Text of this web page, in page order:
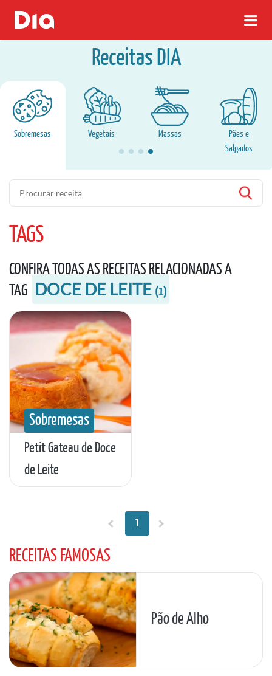
Receitas DIA
Sobremesas Vegetais Massas
Pães e
Salgados
Pesquisa
TAGS
CONFIRA TODAS AS RECEITAS RELACIONADAS A
TAG DOCE DE LEITE (1)
Sobremesas
Petit Gateau de Doce
de Leite
1
RECEITAS FAMOSAS
Pão de Alho